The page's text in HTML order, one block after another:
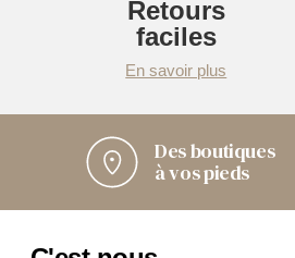
Retours
faciles
En savoir plus
Des boutiques
à vos pieds